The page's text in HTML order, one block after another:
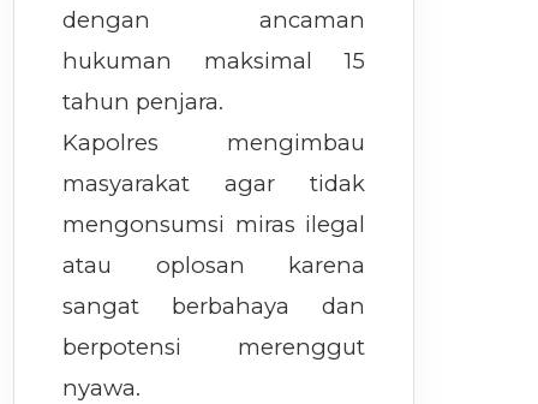
dengan ancaman
hukuman maksimal 15
tahun penjara.
Kapolres mengimbau
masyarakat agar tidak
mengonsumsi miras ilegal
atau oplosan karena
sangat berbahaya dan
berpotensi merenggut
nyawa.